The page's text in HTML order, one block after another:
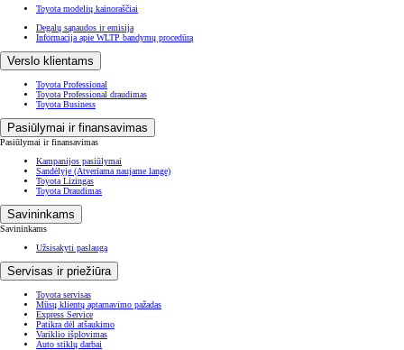
Toyota modelių kainoraščiai
Degalų sąnaudos ir emisija
Informacija apie WLTP bandymų procedūrą
Verslo klientams
Toyota Professional
Toyota Professional draudimas
Toyota Business
Pasiūlymai ir finansavimas
Pasiūlymai ir finansavimas
Kampanijos pasiūlymai
Sandėlyje (Atveriama naujame lange)
Toyota Lizingas
Toyota Draudimas
Savininkams
Savininkams
Užsisakyti paslaugą
Servisas ir priežiūra
Toyota servisas
Mūsų klientų aptarnavimo pažadas
Express Service
Patikra dėl atšaukimo
Variklio išplovimas
Auto stiklų darbai